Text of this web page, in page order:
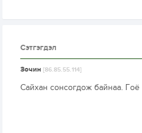
Сэтгэгдэл
Зочин[86.85.55.114]
Сайхан сонсогдож байнаа.